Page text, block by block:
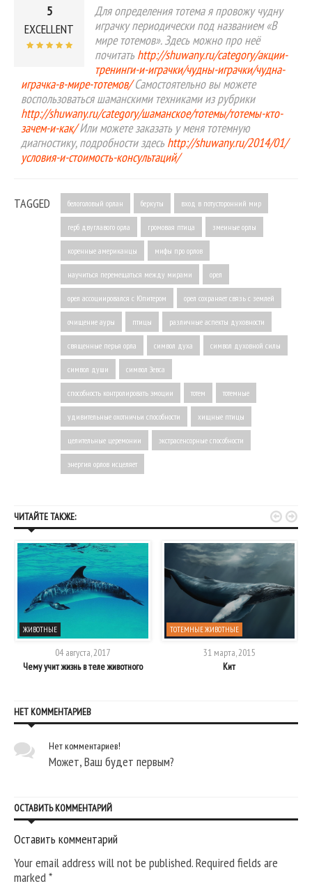
5
EXCELLENT
Для определения тотема я провожу чудну
играчку периодически под названием «В
мире тотемов». Здесь можно про неё
почитать http://shuwany.ru/category/акции-
тренинги-и-играчки/чудны-играчки/чудна-
играчка-в-мире-тотемов/Самостоятельно вы можете
воспользоваться шаманскими техниками из рубрики
http://shuwany.ru/category/шаманское/тотемы/тотемы-кто-
зачем-и-как/Или можете заказать у меня тотемную
диагностику, подробности здесь http://shuwany.ru/2014/01/
условия-и-стоимость-консультаций/
TAGGED белоголовый орлан беркуты вход в потусторонний мир
герб двуглавого орла громовая птица змеиные орлы
коренные американцы мифы про орлов
научиться перемещаться между мирами орел
орел ассоциировался с Юпитером орел сохраняет связь с землей
очищение ауры птицы различные аспекты духовности
священные перья орла символ духа символ духовной силы
символ души символ Зевса
способность контролировать эмоции тотем тотемные
удивительные охотничьи способности хищные птицы
целительные церемонии экстрасенсорные способности
энергия орлов исцеляет
ЧИТАЙТЕ ТАКЖЕ:
ЖИВОТНЫЕ
04 августа, 2017
Чему учит жизнь в теле животного
ТОТЕМНЫЕ ЖИВОТНЫЕ
31 марта, 2015
Кит
 
НЕТ КОММЕНТАРИЕВ
Нет комментариев!
Может, Ваш будет первым?
ОСТАВИТЬ КОММЕНТАРИЙ
Оставить комментарий
Your email address will not be published. Required fields are
marked*